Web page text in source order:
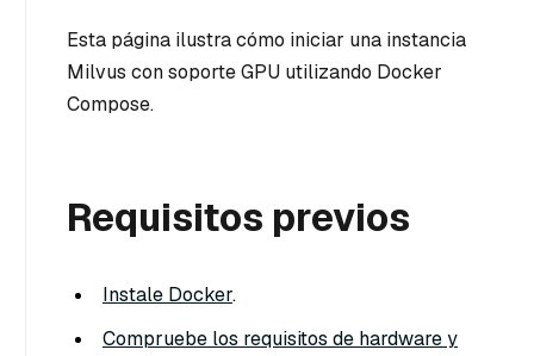
Esta página ilustra cómo iniciar una instancia
Milvus con soporte GPU utilizando Docker
Compose.
Requisitos previos
Instale Docker.
Compruebe los requisitos de hardware y